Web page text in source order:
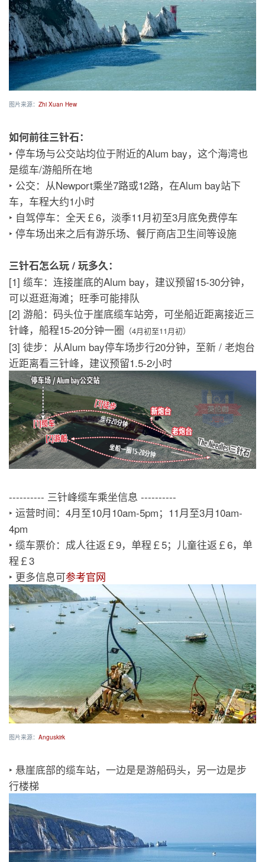
图片来源： Zhi Xuan Hew
如何前往三针石：
‣ 停车场与公交站均位于附近的Alum bay，这个海湾也
是缆车/游船所在地
‣ 公交：从Newport乘坐7路或12路，在Alum bay站下
车，车程大约1小时
‣ 自驾停车：全天￡6，淡季11月初至3月底免费停车
‣ 停车场出来之后有游乐场、餐厅商店卫生间等设施
三针石怎么玩 / 玩多久：
[1] 缆车：连接崖底的Alum bay，建议预留15-30分钟，
可以逛逛海滩；旺季可能排队
[2] 游船：码头位于崖底缆车站旁，可坐船近距离接近三
针峰，船程15-20分钟一圈 （4月初至11月初）
[3] 徒步：从Alum bay停车场步行20分钟，至新 / 老炮台
近距离看三针峰，建议预留1.5-2小时
---------- 三针峰缆车乘坐信息 ----------
‣ 运营时间：4月至10月10am-5pm；11月至3月10am-
4pm
‣ 缆车票价：成人往返￡9，单程￡5；儿童往返￡6，单
程￡3
‣ 更多信息可参考官网
图片来源： Anguskirk
‣ 悬崖底部的缆车站，一边是是游船码头，另一边是步
行楼梯